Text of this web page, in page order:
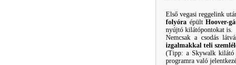
Első vegasi reggelink
folyóra épültHoover-
nyújtó kilátópontokat is.
Nemcsak a csodás
izgalmakkal teli
(Tipp: a Skywalk kilátó
programra való